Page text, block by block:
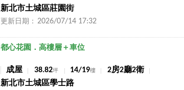
新北市土城區莊園街
更新日期： 2026/07/14 17:32
都心花園．高樓層＋車位
成屋 38.82坪 14/19樓
2房2廳2衛
新北市土城區學士路